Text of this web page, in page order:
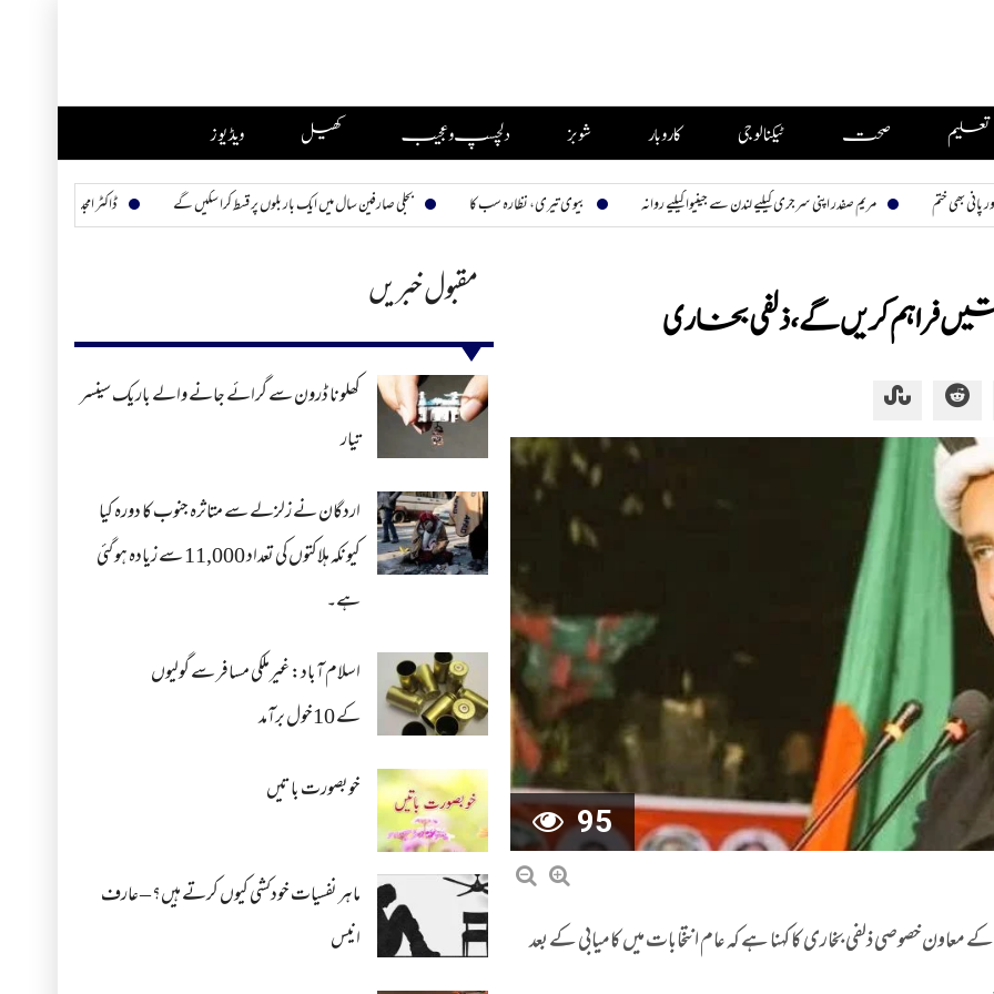
تعلیم صحت ٹیکنالوجی کاروبار شوبز دلچسپ و عجیب کھیل ویڈیوز
مریم صفدر اپنی سرجری کیلیے لندن سے جینیوا کیلیے روانہ بیوی تیری، نظارہ سب کا بجلی صارفین سال میں ایک بار بلوں پر قسط کرا سکیں گے ڈاکٹر امجد ثاقب ہمارے چھپے ہیرو
مقبول خبریں
کھلونا ڈرون سے گرائے جانے والے باریک سینسر
تیار
اردگان نے زلزلے سے متاثرہ جنوب کا دورہ کیا
کیونکہ ہلاکتوں کی تعداد 11,000 سے زیادہ ہو گئی
ہے۔
اسلام آباد: غیرملکی مسافر سے گولیوں
کے 10خول برآمد
خوبصورت باتیں
ماہر نفسیات خودکشی کیوں کرتے ہیں؟ – عارف
انیس
فراہم کریں گے، ذلفی بخاری
95
خصوصی ذلفی بخاری کا کہنا ہے کہ عام انتخابات میں کامیابی کے بعد